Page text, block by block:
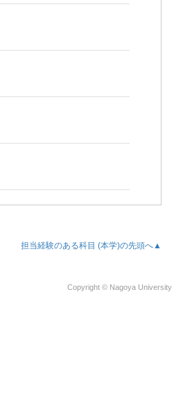
担当経験のある科目 (本学)の先頭へ▲
Copyright © Nagoya University